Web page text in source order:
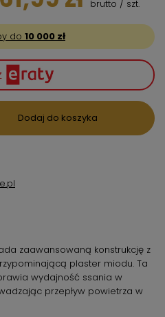
brutto / szt.
do 10 000 zł
Dodaj do koszyka
zaawansowaną konstrukcję z
plaster miodu. Ta
wydajność ssania w
przepływ powietrza w